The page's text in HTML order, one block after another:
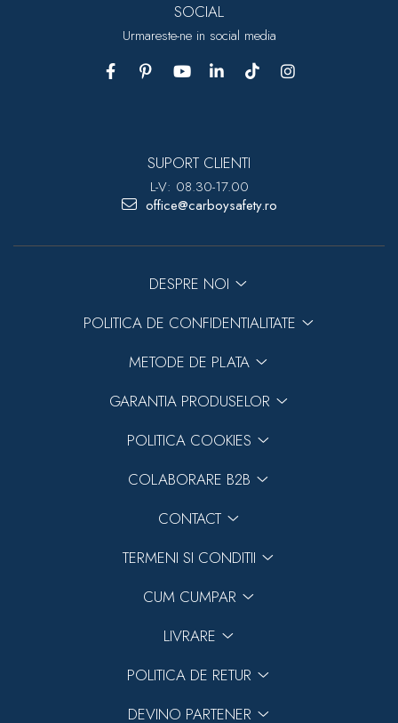
SOCIAL
Urmareste-ne in social media
SUPORT CLIENTI
L-V: 08.30-17.00
office@carboysafety.ro
DESPRE NOI
POLITICA DE CONFIDENTIALITATE
METODE DE PLATA
GARANTIA PRODUSELOR
POLITICA COOKIES
COLABORARE B2B
CONTACT
TERMENI SI CONDITII
CUM CUMPAR
LIVRARE
POLITICA DE RETUR
DEVINO PARTENER